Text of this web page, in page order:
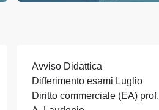
Avviso Didattica
Differimento esami Luglio
Diritto commerciale (EA) prof.